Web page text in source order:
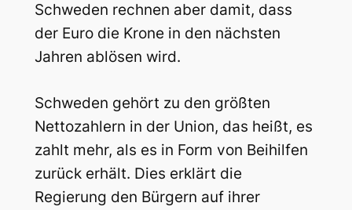
Schweden rechnen aber damit, dass
der Euro die Krone in den nächsten
Jahren ablösen wird.
Schweden gehört zu den größten
Nettozahlern in der Union, das heißt, es
zahlt mehr, als es in Form von Beihilfen
zurück erhält. Dies erklärt die
Regierung den Bürgern auf ihrer